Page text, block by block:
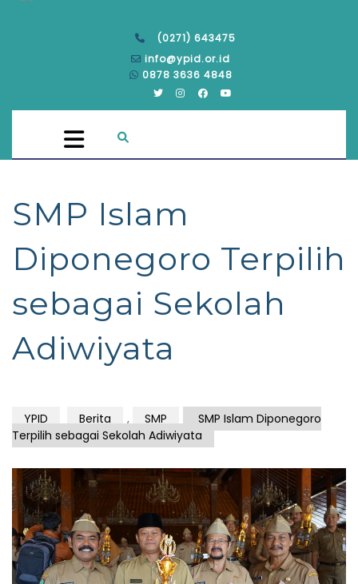
(0271) 643475
info@ypid.or.id
0878 3636 4848
SMP Islam
Diponegoro Terpilih
sebagai Sekolah
Adiwiyata
YPID Berita , SMP
SMP Islam Diponegoro
Terpilih sebagai Sekolah Adiwiyata